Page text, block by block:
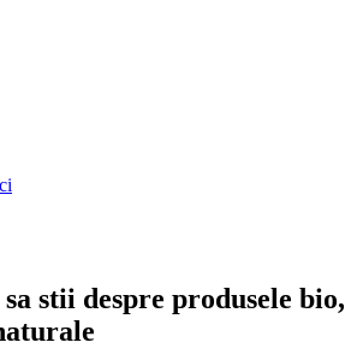
stii despre produsele bio,